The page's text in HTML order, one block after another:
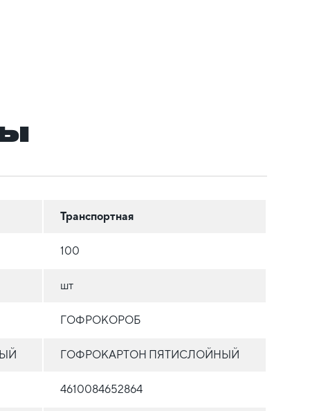
Транспортная
100
шт
ГОФРОКОРОБ
ГОФРОКАРТОН ПЯТИСЛОЙНЫЙ
4610084652864